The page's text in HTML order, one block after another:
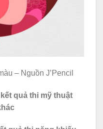
– Nguồn J’Pencil
kết quả thi mỹ thuật